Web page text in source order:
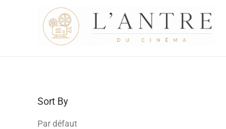
Sort By
Par défaut